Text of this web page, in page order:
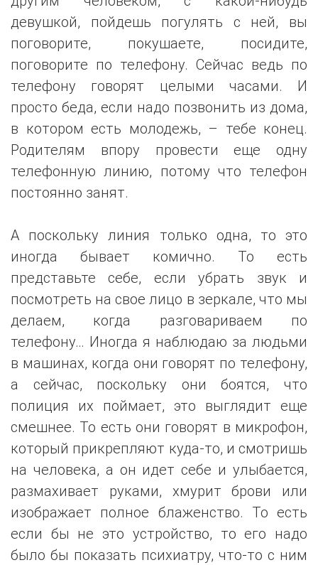
девушкой, пойдешь погулять с ней, вы
поговорите, покушаете, посидите,
поговорите по телефону. Сейчас ведь по
телефону говорят целыми часами. И
просто беда, если надо позвонить из дома,
в котором есть молодежь, – тебе конец.
Родителям впору провести еще одну
телефонную линию, потому что телефон
постоянно занят.
А поскольку линия только одна, то это
иногда бывает комично. То есть
представьте себе, если убрать звук и
посмотреть на свое лицо в зеркале, что мы
делаем, когда разговариваем по
телефону… Иногда я наблюдаю за людьми
в машинах, когда они говорят по телефону,
а сейчас, поскольку они боятся, что
полиция их поймает, это выглядит еще
смешнее. То есть они говорят в микрофон,
который прикрепляют куда-то, и смотришь
на человека, а он идет себе и улыбается,
размахивает руками, хмурит брови или
изображает полное блаженство. То есть
если бы не это устройство, то его надо
было бы показать психиатру, что-то с ним